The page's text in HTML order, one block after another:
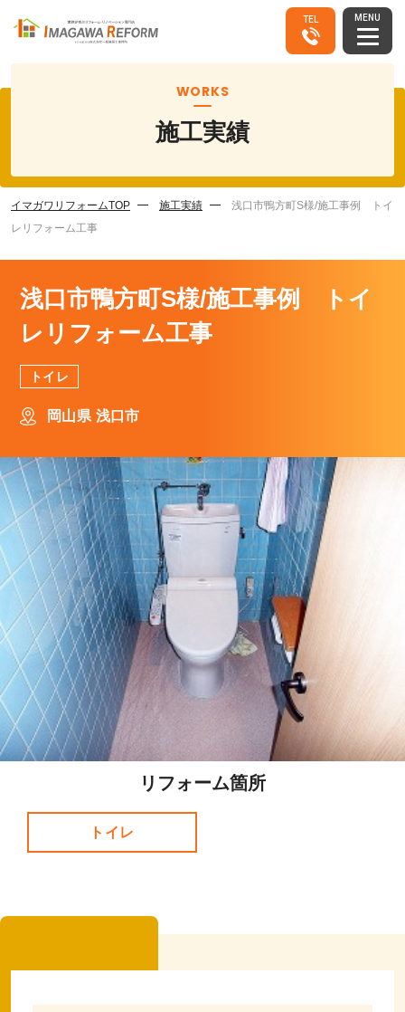
TEL MENU
WORKS
施工実績
イマガワリフォームTOP 施工実績
浅口市鴨方町S様/施工事例 トイ
レリフォーム工事
浅口市鴨方町S様/施工事例 トイ
レリフォーム工事
トイレ
岡山県 浅口市
リフォーム箇所
トイレ